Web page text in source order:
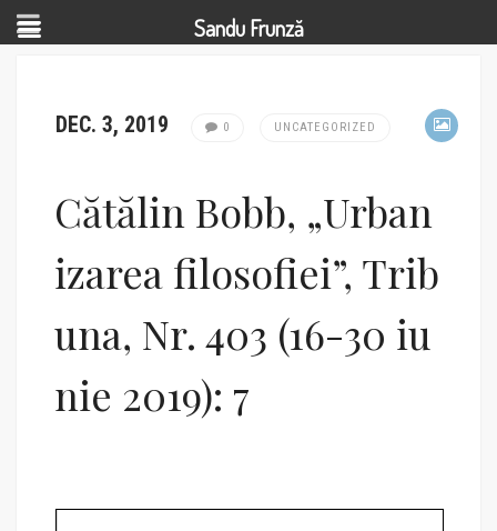
DEC. 3, 2019 0 UNCATEGORIZED
Cătălin Bobb, „Urban
izarea filosofiei”, Trib
una, Nr. 403 (16-30 iu
nie 2019): 7
Sandu Frunză